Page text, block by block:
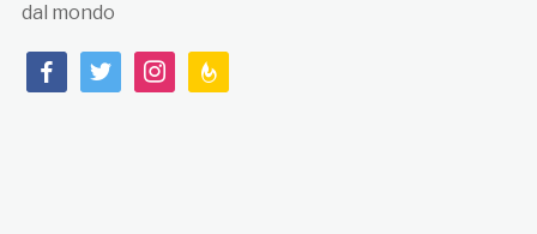
dal mondo
facebooktwitterinstagramfeedburner